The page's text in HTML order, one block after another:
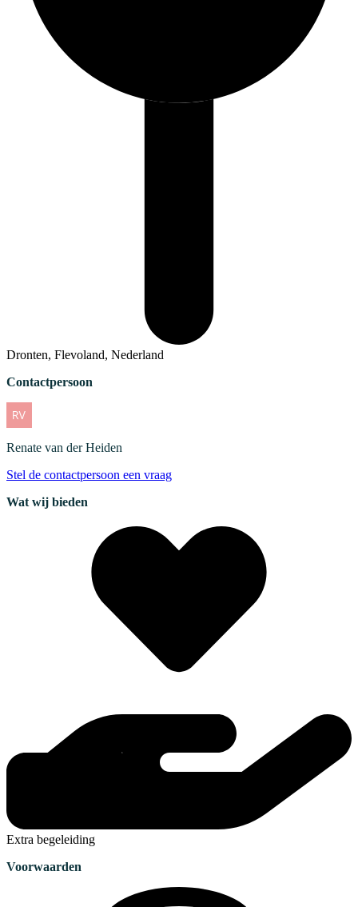
Dronten, Flevoland, Nederland
Contactpersoon
Renate van der Heiden
Stel de contactpersoon een vraag
Wat wij bieden
Extra begeleiding
Voorwaarden